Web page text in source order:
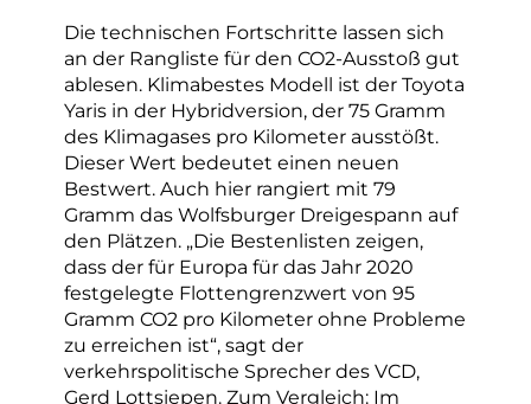
Die technischen Fortschritte lassen sich
an der Rangliste für den CO2-Ausstoß gut
ablesen. Klimabestes Modell ist der Toyota
Yaris in der Hybridversion, der 75 Gramm
des Klimagases pro Kilometer ausstößt.
Dieser Wert bedeutet einen neuen
Bestwert. Auch hier rangiert mit 79
Gramm das Wolfsburger Dreigespann auf
den Plätzen. „Die Bestenlisten zeigen,
dass der für Europa für das Jahr 2020
festgelegte Flottengrenzwert von 95
Gramm CO2 pro Kilometer ohne Probleme
zu erreichen ist“, sagt der
verkehrspolitische Sprecher des VCD,
Gerd Lottsiepen. Zum Vergleich: Im